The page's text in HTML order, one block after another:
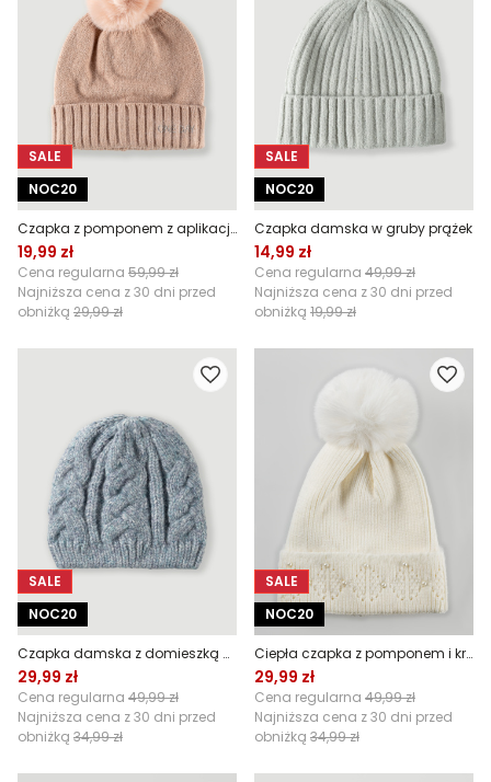
SALE
NOC20
Czapka z pomponem z aplikacją
19,99 zł
Cena regularna 59,99 zł
Najniższa cena z 30 dni przed
obniżką 29,99 zł
SALE
NOC20
Czapka damska w gruby prążek
14,99 zł
Cena regularna 49,99 zł
Najniższa cena z 30 dni przed
obniżką 19,99 zł
SALE
NOC20
Czapka damska z domieszką wełny
29,99 zł
Cena regularna 49,99 zł
Najniższa cena z 30 dni przed
obniżką 34,99 zł
SALE
NOC20
Ciepła czapka z pomponem i kryształkami
29,99 zł
Cena regularna 49,99 zł
Najniższa cena z 30 dni przed
obniżką 34,99 zł